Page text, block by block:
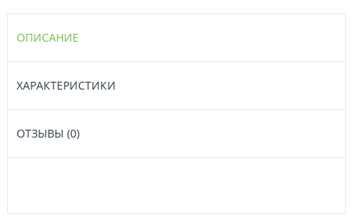
ОПИСАНИЕ
ХАРАКТЕРИСТИКИ
ОТЗЫВЫ (0)